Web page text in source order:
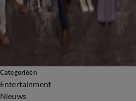
Programma's
Categorieën
Entertainment
Nieuws